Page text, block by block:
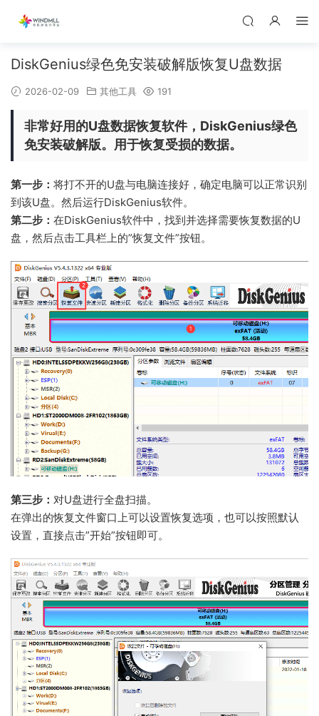
DiskGenius绿色免安装破解版恢复U盘数据
2026-02-09 其他工具 191
非常好用的U盘数据恢复软件，DiskGenius绿色
免安装破解版。用于恢复受损的数据。
第一步： 将打不开的U盘与电脑连接好，确定电脑可以正常识别
到该U盘。然后运行DiskGenius软件。
第二步： 在DiskGenius软件中，找到并选择需要恢复数据的U
盘，然后点击工具栏上的”恢复文件”按钮。
第三步： 对U盘进行全盘扫描。
在弹出的恢复文件窗口上可以设置恢复选项，也可以按照默认
设置，直接点击”开始”按钮即可。